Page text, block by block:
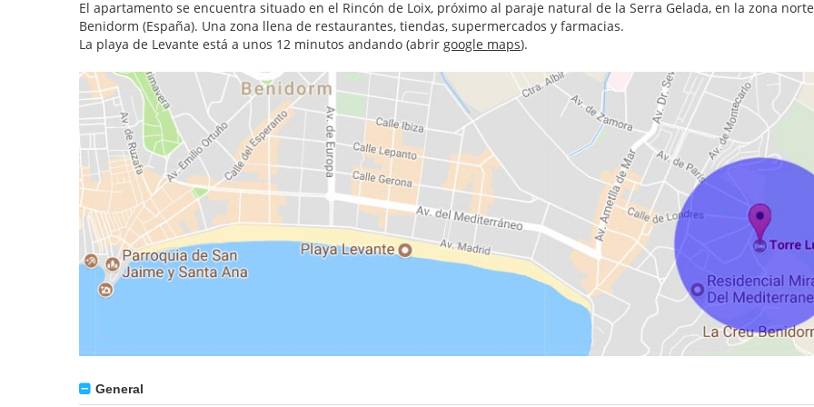
El apartamento se encuentra situado en el Rincón de Loix, próximo al paraje natural de la Serra Gelada, en la zona
Benidorm (España). Una zona llena de restaurantes, tiendas, supermercados y farmacias.
La playa de Levante está a unos 12 minutos andando (abrir google maps).
General